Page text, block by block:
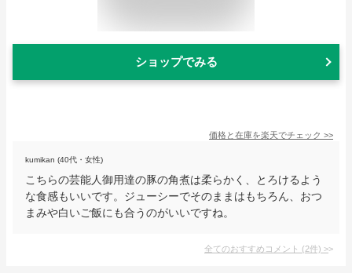
ショップでみる
価格と在庫を楽天でチェック >>
kumikan (40代・女性)
こちらの芸能人御用達の豚の角煮は柔らかく、とろけるよう
な食感もいいです。ジューシーでそのままはもちろん、おつ
まみや白いご飯にも合うのがいいですね。
全てのおすすめコメント (2件) >